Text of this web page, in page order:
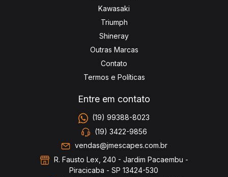
Kawasaki
Triumph
Shineray
Outras Marcas
Contato
Termos e Políticas
Entre em contato
(19) 99388-8023
(19) 3422-9856
vendas@jmescapes.com.br
R. Fausto Lex, 240 - Jardim Pacaembu -
Piracicaba - SP 13424-530